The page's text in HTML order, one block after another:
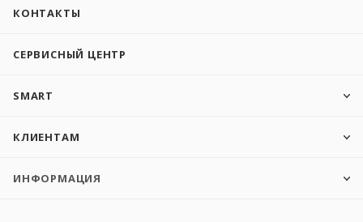
КОНТАКТЫ
СЕРВИСНЫЙ ЦЕНТР
SMART
КЛИЕНТАМ
ИНФОРМАЦИЯ